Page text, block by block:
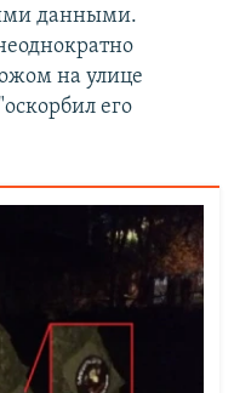
данными.
на улице
его